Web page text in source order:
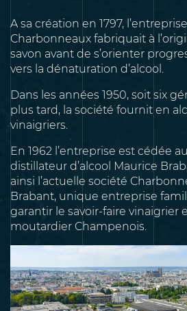
A sa création en 1797, l’entreprise
Charbonneaux fabriquait à
savon avant de s’orienter
vers la dénaturation d’alcool.
Dans les années 1950, soit six
plus tard, la société fournit en
vinaigriers.
En 1962 l’entreprise est cédée au
distillateur d’alcool Maurice
ainsi l’actuelle société
Brabant, unique entreprise
garantir le savoir-faire vinaigrier
moutardier Champenois.